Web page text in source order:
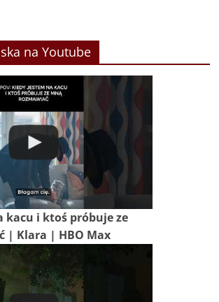
na Youtube
kacu i ktoś próbuje ze
| Klara | HBO Max